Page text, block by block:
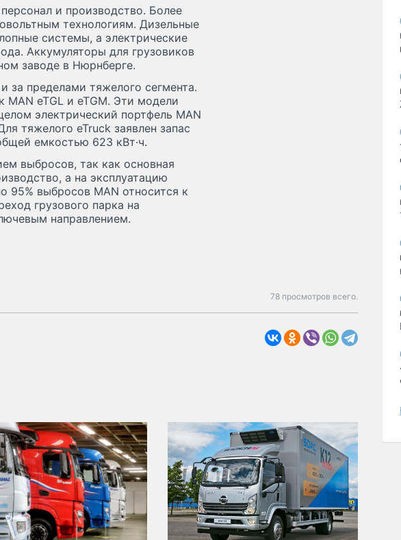
и производство. Более
технологиям. Дизельные
системы, а электрические
Аккумуляторы для грузовиков
заводе в Нюрнберге.
за пределами тяжелого сегмента.
MAN eTGL и eTGM. Эти модели
электрический портфель MAN
тяжелого eTruck заявлен запас
емкостью 623 кВт·ч.
выбросов, так как основная
а на эксплуатацию
выбросов MAN относится к
грузового парка на
направлением.
78 просмотров всего.